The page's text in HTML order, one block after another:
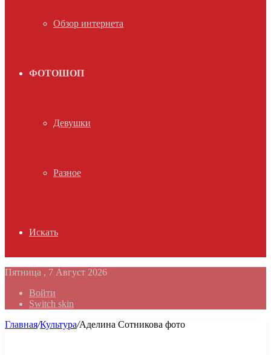
Обзор интернета
ФОТОШОП
Девушки
Разное
Искать
Пятница , 7 Август 2026
Войти
Switch skin
Главная/Культура/Аделина Сотникова фото